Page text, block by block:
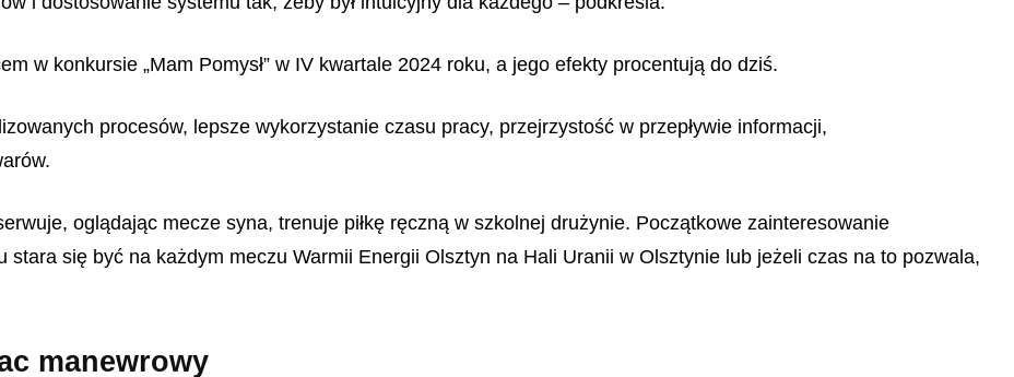
w konkursie „Mam Pomysł” w IV kwartale 2024 roku, a jego efekty procentują do dziś.
procesów, lepsze wykorzystanie czasu pracy, przejrzystość w przepływie informacji,
oglądając mecze syna, trenuje piłkę ręczną w szkolnej drużynie. Początkowe zainteresowanie
stara się być na każdym meczu Warmii Energii Olsztyn na Hali Uranii w Olsztynie lub jeżeli czas na to pozwala,
manewrowy